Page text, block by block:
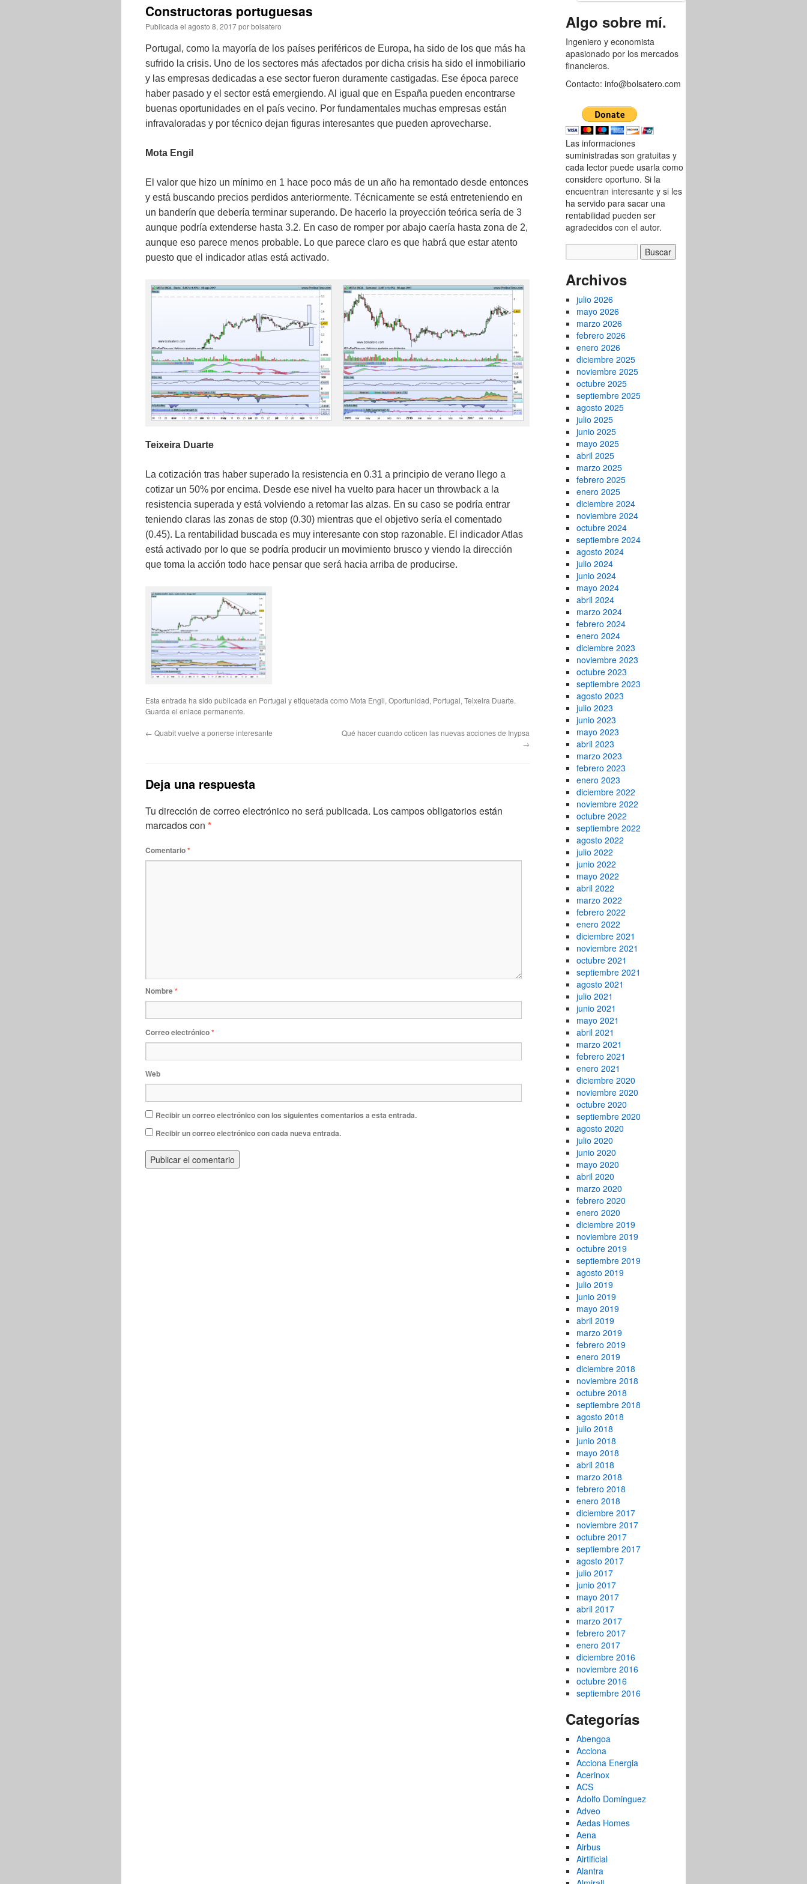
Constructoras portuguesas
Publicada el agosto 8, 2017porbolsatero
Portugal, como la mayoría de los países periféricos de Europa, ha sido de los que más ha
sufrido la crisis. Uno de los sectores más afectados por dicha crisis ha sido el inmobiliario
y las empresas dedicadas a ese sector fueron duramente castigadas. Ese época parece
haber pasado y el sector está emergiendo. Al igual que en España pueden encontrarse
buenas oportunidades en el país vecino. Por fundamentales muchas empresas están
infravaloradas y por técnico dejan figuras interesantes que pueden aprovecharse.
Mota Engil
El valor que hizo un mínimo en 1 hace poco más de un año ha remontado desde entonces
y está buscando precios perdidos anteriormente. Técnicamente se está entreteniendo en
un banderín que debería terminar superando. De hacerlo la proyección teórica sería de 3
aunque podría extenderse hasta 3.2. En caso de romper por abajo caería hasta zona de 2,
aunque eso parece menos probable. Lo que parece claro es que habrá que estar atento
puesto que el indicador atlas está activado.
Teixeira Duarte
La cotización tras haber superado la resistencia en 0.31 a principio de verano llego a
cotizar un 50% por encima. Desde ese nivel ha vuelto para hacer un throwback a la
resistencia superada y está volviendo a retomar las alzas. En su caso se podría entrar
teniendo claras las zonas de stop (0.30) mientras que el objetivo sería el comentado
(0.45). La rentabilidad buscada es muy interesante con stop razonable. El indicador Atlas
está activado por lo que se podría producir un movimiento brusco y viendo la dirección
que toma la acción todo hace pensar que será hacia arriba de producirse.
Esta entrada ha sido publicada en Portugal y etiquetada como Mota Engil, Oportunidad, Portugal, Teixeira Duarte.
Guarda el enlace permanente.
← Quabit vuelve a ponerse interesante
Qué hacer cuando coticen las nuevas acciones de Inypsa
→
Deja una respuesta
Tu dirección de correo electrónico no será publicada. Los campos obligatorios están
marcados con *
Comentario*
Nombre*
Correo electrónico*
Web
Recibir un correo electrónico con los siguientes comentarios a esta entrada.
Recibir un correo electrónico con cada nueva entrada.
Algo sobre mí.
Ingeniero y economista
apasionado por los mercados
financieros.
Contacto: info@bolsatero.com
Las informaciones
suministradas son gratuitas y
cada lector puede usarla como
considere oportuno. Si la
encuentran interesante y si les
ha servido para sacar una
rentabilidad pueden ser
agradecidos con el autor.
Archivos
julio 2026
mayo 2026
marzo 2026
febrero 2026
enero 2026
diciembre 2025
noviembre 2025
octubre 2025
septiembre 2025
agosto 2025
julio 2025
junio 2025
mayo 2025
abril 2025
marzo 2025
febrero 2025
enero 2025
diciembre 2024
noviembre 2024
octubre 2024
septiembre 2024
agosto 2024
julio 2024
junio 2024
mayo 2024
abril 2024
marzo 2024
febrero 2024
enero 2024
diciembre 2023
noviembre 2023
octubre 2023
septiembre 2023
agosto 2023
julio 2023
junio 2023
mayo 2023
abril 2023
marzo 2023
febrero 2023
enero 2023
diciembre 2022
noviembre 2022
octubre 2022
septiembre 2022
agosto 2022
julio 2022
junio 2022
mayo 2022
abril 2022
marzo 2022
febrero 2022
enero 2022
diciembre 2021
noviembre 2021
octubre 2021
septiembre 2021
agosto 2021
julio 2021
junio 2021
mayo 2021
abril 2021
marzo 2021
febrero 2021
enero 2021
diciembre 2020
noviembre 2020
octubre 2020
septiembre 2020
agosto 2020
julio 2020
junio 2020
mayo 2020
abril 2020
marzo 2020
febrero 2020
enero 2020
diciembre 2019
noviembre 2019
octubre 2019
septiembre 2019
agosto 2019
julio 2019
junio 2019
mayo 2019
abril 2019
marzo 2019
febrero 2019
enero 2019
diciembre 2018
noviembre 2018
octubre 2018
septiembre 2018
agosto 2018
julio 2018
junio 2018
mayo 2018
abril 2018
marzo 2018
febrero 2018
enero 2018
diciembre 2017
noviembre 2017
octubre 2017
septiembre 2017
agosto 2017
julio 2017
junio 2017
mayo 2017
abril 2017
marzo 2017
febrero 2017
enero 2017
diciembre 2016
noviembre 2016
octubre 2016
septiembre 2016
Categorías
Abengoa
Acciona
Acciona Energia
Acerinox
ACS
Adolfo Dominguez
Adveo
Aedas Homes
Aena
Airbus
Airtificial
Alantra